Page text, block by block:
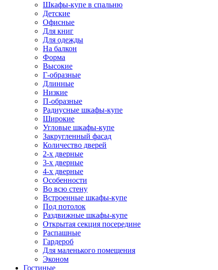
Шкафы-купе в спальню
Детские
Офисные
Для книг
Для одежды
На балкон
Форма
Высокие
Г-образные
Длинные
Низкие
П-образные
Радиусные шкафы-купе
Широкие
Угловые шкафы-купе
Закругленный фасад
Количество дверей
2-х дверные
3-х дверные
4-х дверные
Особенности
Во всю стену
Встроенные шкафы-купе
Под потолок
Раздвижные шкафы-купе
Открытая секция посередине
Распашные
Гардероб
Для маленького помещения
Эконом
Гостиные